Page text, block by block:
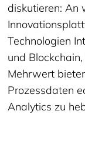
diskutieren: An
Technologien
und
Mehrwert
Prozessdaten
Analytics zu